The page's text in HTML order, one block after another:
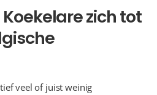
zich tot
veel of juist weinig